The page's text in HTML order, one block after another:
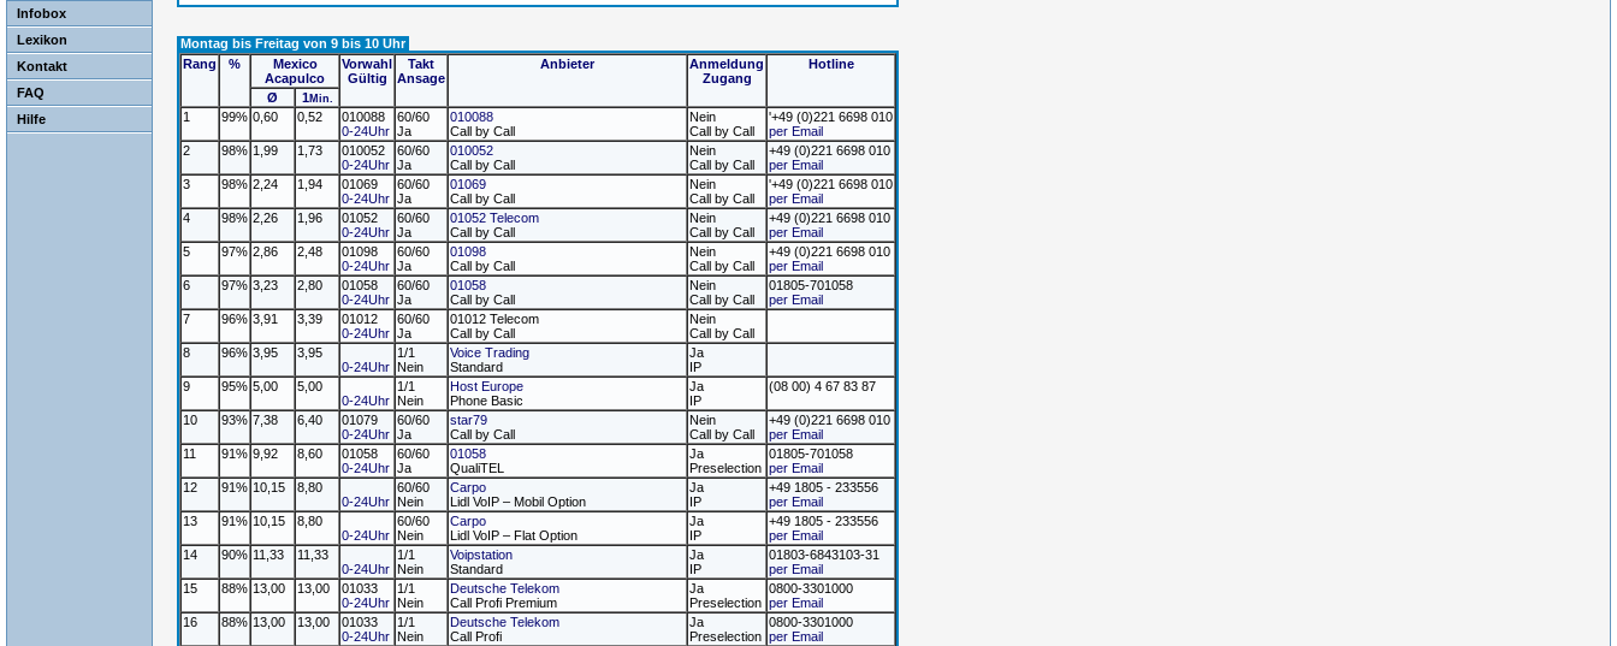
Infobox
Lexikon
Kontakt
FAQ
Hilfe
Montag bis Freitag von 9 bis 10 Uhr
Rang
%
Mexico
Acapulco
Vorwahl
Gültig
Takt
Ansage
Anbieter
Anmeldung
Zugang
Hotline
Ø 1Min.
1 99% 0,60 0,52
010088
0-24Uhr
60/60
Ja
010088
Call by Call
Nein
Call by Call
'+49 (0)221 6698 010
per Email
2
98% 1,99 1,73
010052
0-24Uhr
60/60
Ja
010052
Call by Call
Nein
Call by Call
+49 (0)221 6698 010
per Email
3
98% 2,24 1,94
01069
0-24Uhr
60/60
Ja
01069
Call by Call
Nein
Call by Call
'+49 (0)221 6698 010
per Email
4
98% 2,26 1,96
01052
0-24Uhr
60/60
Ja
01052 Telecom
Call by Call
Nein
Call by Call
+49 (0)221 6698 010
per Email
5
97% 2,86 2,48
01098
0-24Uhr
60/60
Ja
01098
Call by Call
Nein
Call by Call
+49 (0)221 6698 010
per Email
6
97% 3,23 2,80
01058
0-24Uhr
60/60
Ja
01058
Call by Call
Nein
Call by Call
01805-701058
per Email
7
96% 3,91 3,39
01012
0-24Uhr
60/60
Ja
01012 Telecom
Call by Call
Nein
Call by Call
8
96% 3,95
3,95
0-24Uhr
1/1
Nein
Voice Trading
Standard
Ja
IP
9
95% 5,00
5,00
0-24Uhr
1/1
Nein
Host Europe
Phone Basic
Ja
IP
(08 00) 4 67 83 87
10 93% 7,38 6,40
01079
0-24Uhr
60/60
Ja
star79
Call by Call
Nein
Call by Call
+49 (0)221 6698 010
per Email
11
91% 9,92 8,60
01058
0-24Uhr
60/60
Ja
01058
QualiTEL
Ja
Preselection
01805-701058
per Email
12
91% 10,15
8,80
0-24Uhr
60/60
Nein
Carpo
Lidl VoIP – Mobil Option
Ja
IP
+49 1805 - 233556
per Email
13
91% 10,15
8,80
0-24Uhr
60/60
Nein
Carpo
Lidl VoIP – Flat Option
Ja
IP
+49 1805 - 233556
per Email
14
90% 11,33
11,33
0-24Uhr
1/1
Nein
Voipstation
Standard
Ja
IP
01803-6843103-31
per Email
15
88% 13,00 13,00
01033
0-24Uhr
1/1
Nein
Deutsche Telekom
Call Profi Premium
Ja
Preselection
0800-3301000
per Email
16
88% 13,00 13,00
01033
0-24Uhr
1/1
Nein
Deutsche Telekom
Call Profi
Ja
Preselection
0800-3301000
per Email